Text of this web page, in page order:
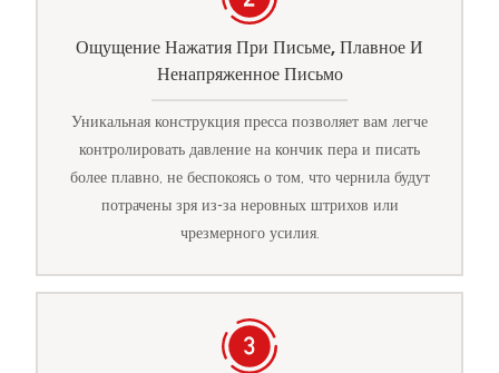
Ощущение Нажатия При Письме, Плавное И
Ненапряженное Письмо
Уникальная конструкция пресса позволяет вам легче
контролировать давление на кончик пера и писать
более плавно, не беспокоясь о том, что чернила будут
потрачены зря из-за неровных штрихов или
чрезмерного усилия.